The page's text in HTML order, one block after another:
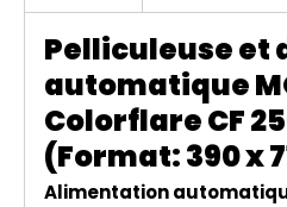
Pelliculeuse et
automatique
Colorflare CF
(Format: 390 x
Alimentation